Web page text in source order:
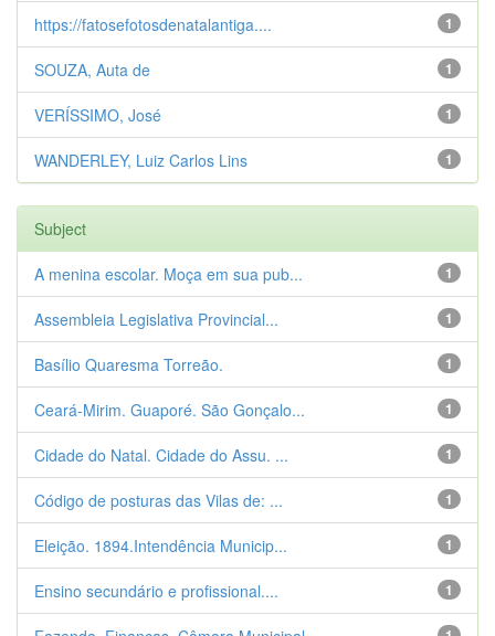
1
https://fatosefotosdenatalantiga....
1
SOUZA, Auta de
1
VERÍSSIMO, José
1
WANDERLEY, Luiz Carlos Lins
Subject
1
A menina escolar. Moça em sua pub...
1
Assembleia Legislativa Provincial...
1
Basílio Quaresma Torreão.
1
Ceará-Mirim. Guaporé. São Gonçalo...
1
Cidade do Natal. Cidade do Assu. ...
1
Código de posturas das Vilas de: ...
1
Eleição. 1894.Intendência Municip...
1
Ensino secundário e profissional....